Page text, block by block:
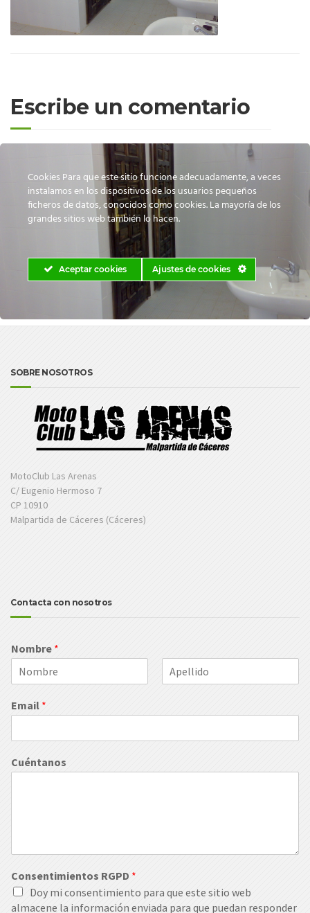
Escribe un comentario
Lo siento, debes estarconectadopara publicar un comentario.
SOBRE NOSOTROS
MotoClub Las Arenas
C/ Eugenio Hermoso 7
CP 10910
Malpartida de Cáceres (Cáceres)
Contacta con nosotros
Nombre *
o
m
e
i
Email *
Cuéntanos
Consentimientos RGPD *
Doy mi consentimiento para que este sitio web
almacene la información enviada para que puedan responder
Cookies Para que este sitio funcione adecuadamente, a veces
instalamos en los dispositivos de los usuarios pequeños
ficheros de datos, conocidos como cookies. La mayoría de los
grandes sitios web también lo hacen.
Aceptar cookies Ajustes de cookies